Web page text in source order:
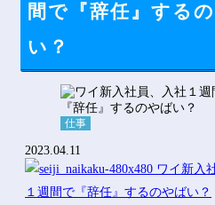
間で『辞任』する
い？
仕事
2023.04.11